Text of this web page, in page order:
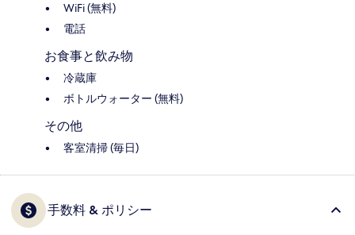
WiFi (無料)
電話
お食事と飲み物
冷蔵庫
ボトルウォーター (無料)
その他
客室清掃 (毎日)
手数料 & ポリシー